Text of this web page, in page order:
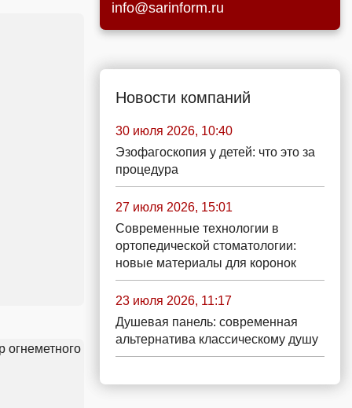
info@sarinform.ru
Новости компаний
30 июля 2026, 10:40
Эзофагоскопия у детей: что это за
процедура
27 июля 2026, 15:01
Современные технологии в
ортопедической стоматологии:
новые материалы для коронок
23 июля 2026, 11:17
Душевая панель: современная
альтернатива классическому душу